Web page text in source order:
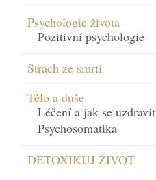
Psychologie života
Pozitivní psychologie
Strach ze smrti
Tělo a duše
Léčení a jak se uzdravit
Psychosomatika
DETOXIKUJ ŽIVOT